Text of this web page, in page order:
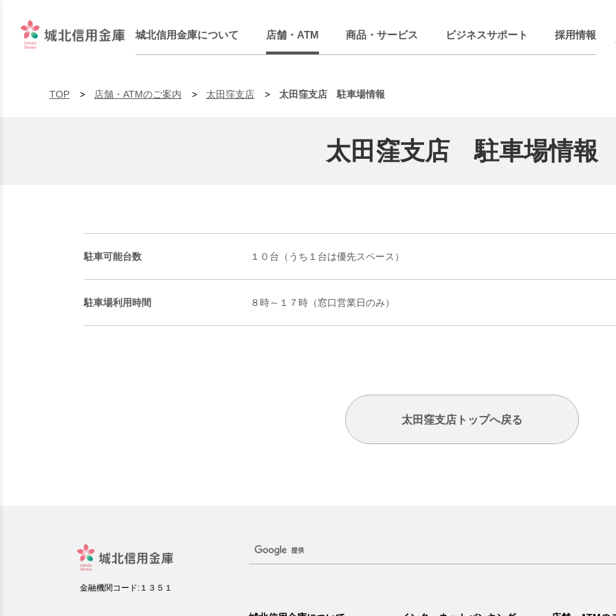
城北信用金庫について 店舗・ATM 商品・サービス ビジネスサポート 採用情報
TOP 店舗・ATMのご案内 太田窪支店 太田窪支店 駐車場情報
太田窪支店 駐車場情報
駐車可能台数 １０台（うち１台は優先スペース）
駐車場利用時間 ８時～１７時（窓口営業日のみ）
太田窪支店トップへ戻る
金融機関コード:１３５１